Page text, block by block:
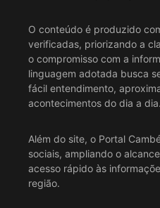
O conteúdo é produzido
verificadas, priorizando a
o compromisso com a
linguagem adotada busca
fácil entendimento,
acontecimentos do dia a dia.
Além do site, o Portal
sociais, ampliando o
acesso rápido às
região.